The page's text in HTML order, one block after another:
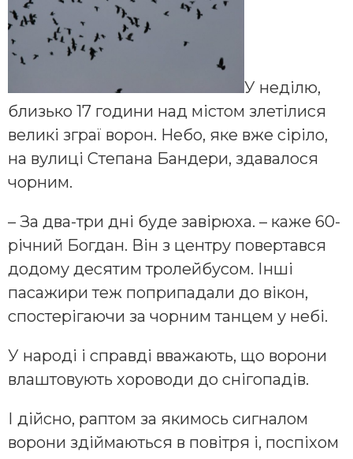
У неділю,
близько 17 години над містом злетілися
великі зграї ворон. Небо, яке вже сіріло,
на вулиці Степана Бандери, здавалося
чорним.
– За два-три дні буде завірюха. – каже 60-
річний Богдан. Він з центру повертався
додому десятим тролейбусом. Інші
пасажири теж поприпадали до вікон,
спостерігаючи за чорним танцем у небі.
У народі і справді вважають, що ворони
влаштовують хороводи до снігопадів.
І дійсно, раптом за якимось сигналом
ворони здіймаються в повітря і, поспіхом